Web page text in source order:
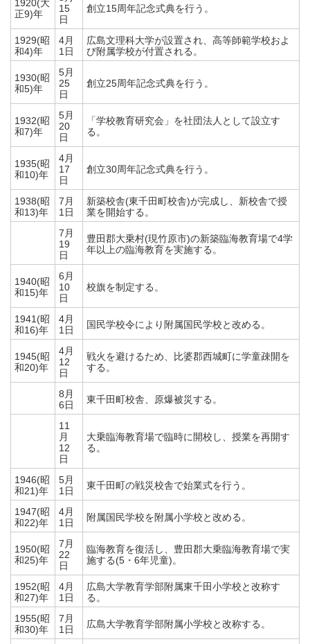
1920(大
正9)年
15
日
創立15周年記念式典を行う。
1929(昭
和4)年
4月
1日
広島文理科大学が設置され、高等師範学校およ
び附属学校が付置される。
1930(昭
和5)年
5月
25
日
創立25周年記念式典を行う。
1932(昭
和7)年
5月
20
日
「学校教育研究会」を社団法人として設立す
る。
1935(昭
和10)年
4月
17
日
創立30周年記念式典を行う。
1938(昭
和13)年
7月
1日
新築校舎(東千田町校舎)が完成し、新校舎で授
業を開始する。
7月
19
日
豊田郡大乗村(現竹原市)の新築臨海教育場で4学
年以上の臨海教育を実施する。
1940(昭
和15)年
6月
10
日
校旗を制定する。
1941(昭
和16)年
4月
1日
国民学校令により附属国民学校と改める。
1945(昭
和20)年
4月
12
日
戦火を避けるため、比婆郡西城町に学童疎開を
する。
8月
6日
東千田町校舎、原爆被災する。
11
月
12
日
大乗臨海教育場で臨時に開校し、授業を再開す
る。
1946(昭
和21)年
5月
1日
東千田町の戦災校舎で始業式を行う。
1947(昭
和22)年
4月
1日
附属国民学校を附属小学校と改める。
1950(昭
和25)年
7月
22
日
臨海教育を復活し、豊田郡大乗臨海教育場で実
施する(5・6年児童)。
1952(昭
和27)年
4月
1日
広島大学教育学部附属東千田小学校と改称す
る。
1955(昭
和30)年
7月
1日
広島大学教育学部附属小学校と改称する。